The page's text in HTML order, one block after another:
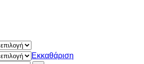
Εκκαθάριση